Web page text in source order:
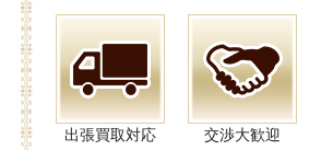
出張買取対応 交渉大歓迎